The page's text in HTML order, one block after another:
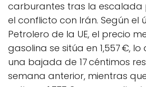
carburantes tras la
el conflicto con Irán. Según el
Petrolero de la UE, el precio
gasolina se sitúa en 1,557 €,
una bajada de 17 céntimos
semana anterior, mientras